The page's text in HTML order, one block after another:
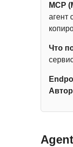
MCP
агент
Что